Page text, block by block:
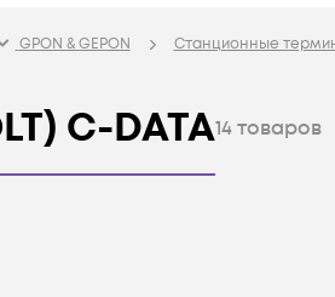
GPON & GEPON Станционные
C-DATA14товаров